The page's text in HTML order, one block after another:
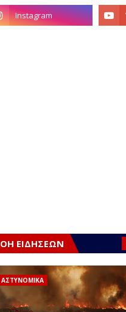
ΕΙΔΗΣΕΩΝ
ΑΣΤΥΝΟΜΙΚΑ